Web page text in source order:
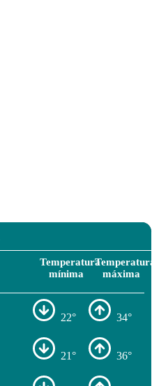
Temperatura
mínima
Temperatura
máxima
22° 34°
21° 36°